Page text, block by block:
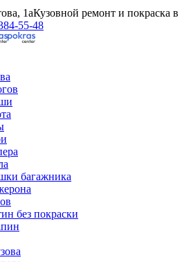
1аКузовной ремонт и покраска в
55-48
багажника
без покраски